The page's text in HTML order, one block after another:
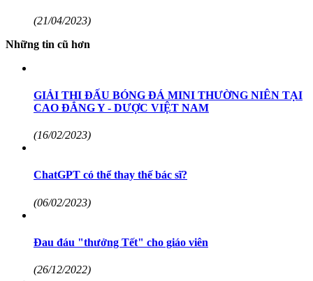
(21/04/2023)
Những tin cũ hơn
GIẢI THI ĐẤU BÓNG ĐÁ MINI THƯỜNG NIÊN TẠI
CAO ĐẲNG Y - DƯỢC VIỆT NAM
(16/02/2023)
ChatGPT có thể thay thế bác sĩ?
(06/02/2023)
Đau đáu "thưởng Tết" cho giáo viên
(26/12/2022)